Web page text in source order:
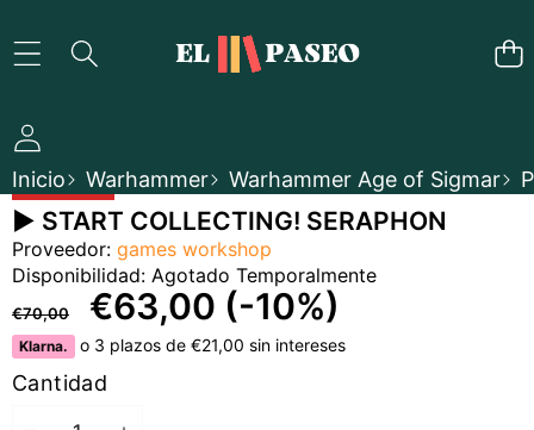
Inicio Warhammer Warhammer Age of Sigmar
SALTAR A LA INFORMACIÓN DEL PRODUCTO
EN OFERTA
AGOTADO TEMPORALMENTE
► START COLLECTING! SERAPHON
Proveedor: games workshop
Disponibilidad: Agotado Temporalmente
PRECIO
REGULAR
€70,00
PRECIO
EN
OFERTA
€63,00 (-10%)
Klarna. o 3 plazos de €21,00 sin intereses
Cantidad